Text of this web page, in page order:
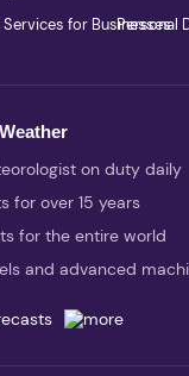
Services for Businesses
Personal
on duty daily
for over 15 years
for the entire world
and advanced